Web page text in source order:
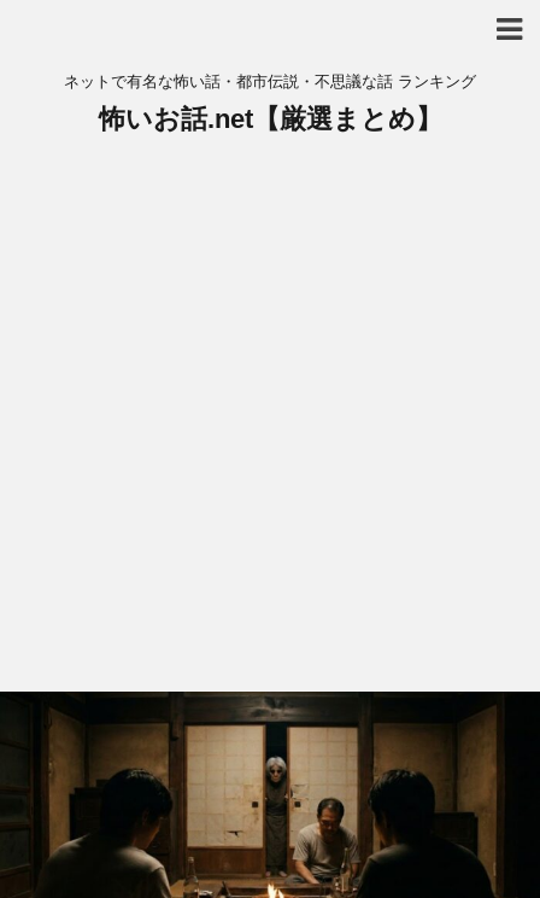
ネットで有名な怖い話・都市伝説・不思議な話 ランキング
怖いお話.net【厳選まとめ】